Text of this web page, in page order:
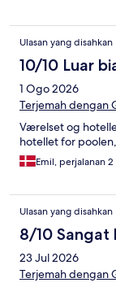
Ulasan yang disahkan
10/10 Luar
1 Ogo 2026
Terjemah dengan
Værelset og
hotellet for
Emil, perjalanan
Ulasan yang disahkan
8/10 Sangat
23 Jul 2026
Terjemah dengan